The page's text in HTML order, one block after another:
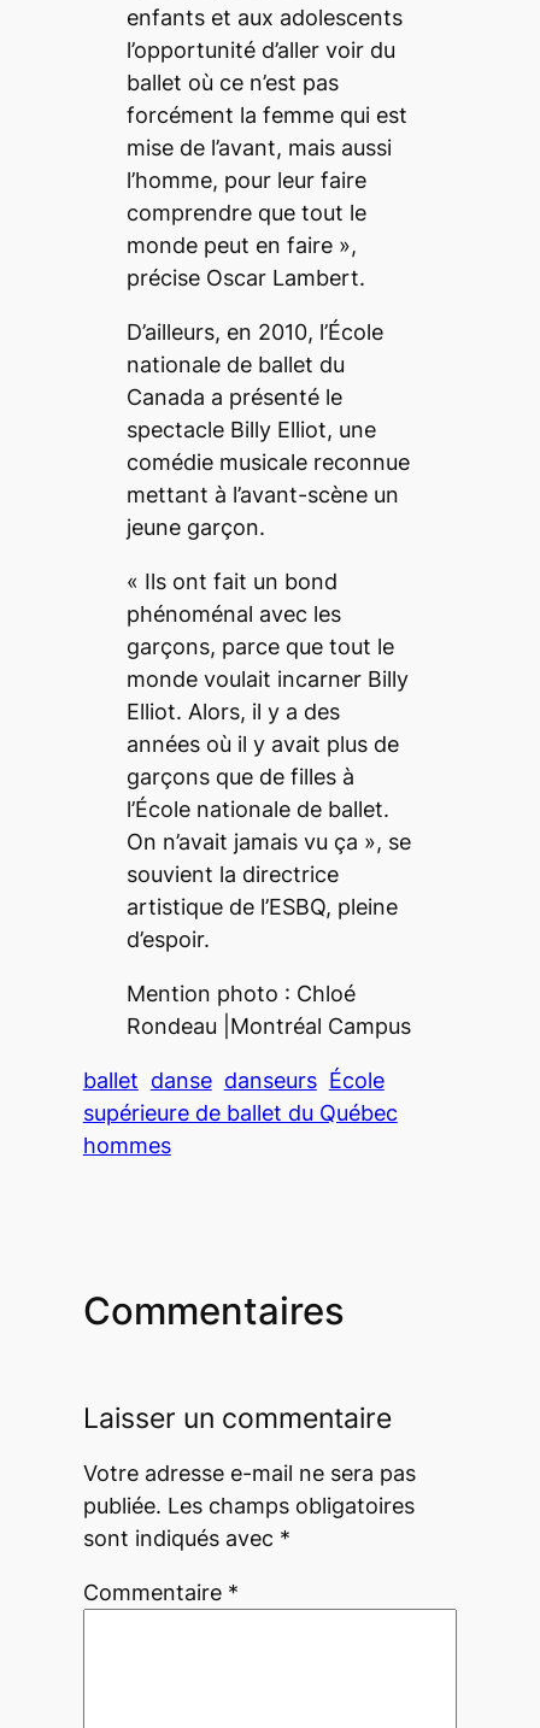
enfants et aux adolescents
l’opportunité d’aller voir du
ballet où ce n’est pas
forcément la femme qui est
mise de l’avant, mais aussi
l’homme, pour leur faire
comprendre que tout le
monde peut en faire »,
précise Oscar Lambert.
D’ailleurs, en 2010, l’École
nationale de ballet du
Canada a présenté le
spectacleBilly Elliot, une
comédie musicale reconnue
mettant à l’avant-scène un
jeune garçon.
« Ils ont fait un bond
phénoménal avec les
garçons, parce que tout le
monde voulait incarner Billy
Elliot. Alors, il y a des
années où il y avait plus de
garçons que de filles à
l’École nationale de ballet.
On n’avait jamais vu ça », se
souvient la directrice
artistique de l’ESBQ, pleine
d’espoir.
Mention photo : Chloé
Rondeau
Montréal Campus
ballet danse danseurs École
supérieure de ballet du Québec
hommes
Commentaires
Laisser un commentaire
Votre adresse e-mail ne sera pas
publiée. Les champs obligatoires
sont indiqués avec *
Commentaire *